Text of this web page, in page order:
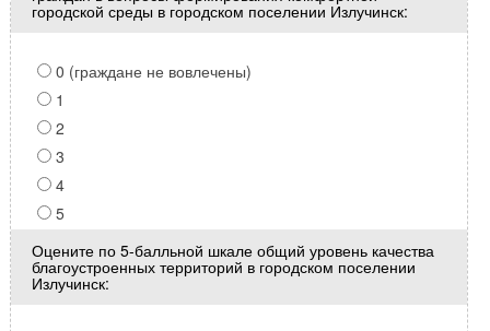
городской среды в городском поселении Излучинск:
0 (граждане не вовлечены)
1
2
3
4
5
Оцените по 5-балльной шкале общий уровень качества
благоустроенных территорий в городском поселении
Излучинск: